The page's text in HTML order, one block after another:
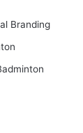
Branding